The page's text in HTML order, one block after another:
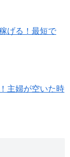
げる！最短で
主婦が空いた時